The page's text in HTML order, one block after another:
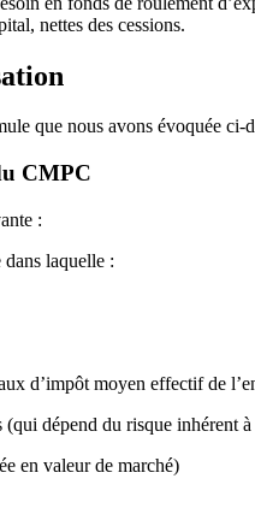
nettes des cessions.
que nous avons évoquée ci-
CMPC
:
laquelle :
d’impôt moyen effectif de
dépend du risque inhérent
en valeur de marché)